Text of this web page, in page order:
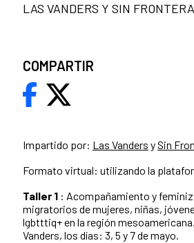
Impartido por: Las Vanders ySin
Formato virtual: utilizando la
Taller 1 : Acompañamiento y
migratorios de mujeres, niñas,
lgbtttiq+ en la región
Vanders, los días: 3, 5 y 7 de mayo.
LAS VANDERS Y SIN
COMPARTIR